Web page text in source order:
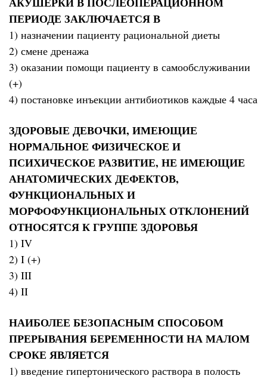
ПЕРИОДЕ ЗАКЛЮЧАЕТСЯ В
1) назначении пациенту рациональной диеты
2) смене дренажа
3) оказании помощи пациенту в самообслуживании
(+)
4) постановке инъекции антибиотиков каждые 4 часа
ЗДОРОВЫЕ ДЕВОЧКИ, ИМЕЮЩИЕ
НОРМАЛЬНОЕ ФИЗИЧЕСКОЕ И
ПСИХИЧЕСКОЕ РАЗВИТИЕ, НЕ ИМЕЮЩИЕ
АНАТОМИЧЕСКИХ ДЕФЕКТОВ,
ФУНКЦИОНАЛЬНЫХ И
МОРФОФУНКЦИОНАЛЬНЫХ ОТКЛОНЕНИЙ
ОТНОСЯТСЯ К ГРУППЕ ЗДОРОВЬЯ
1) IV
2) I (+)
3) III
4) II
НАИБОЛЕЕ БЕЗОПАСНЫМ СПОСОБОМ
ПРЕРЫВАНИЯ БЕРЕМЕННОСТИ НА МАЛОМ
СРОКЕ ЯВЛЯЕТСЯ
1) введение гипертонического раствора в полость